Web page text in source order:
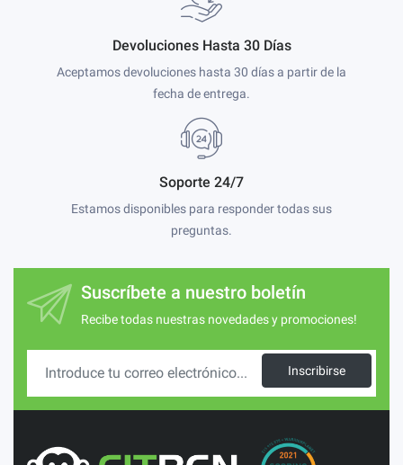
Devoluciones Hasta 30 Días
Aceptamos devoluciones hasta 30 días a partir de la
fecha de entrega.
Soporte 24/7
Estamos disponibles para responder todas sus
preguntas.
Suscríbete a nuestro boletín
Recibe todas nuestras novedades y promociones!
Inscribirse